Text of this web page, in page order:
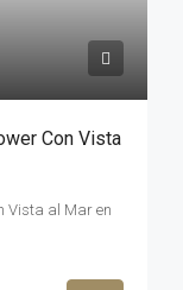
Con Vista
Vista al Mar en